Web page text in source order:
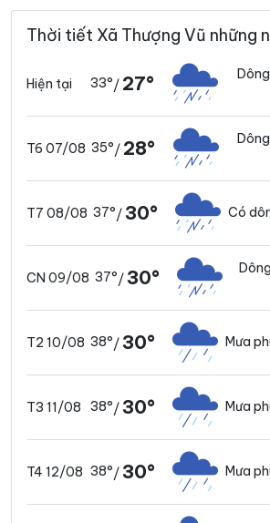
Thời tiết Xã Thượng Vũ những
Hiện tại 33°/ 27°
T6 07/08 35°/ 28°
T7 08/08 37°/30° Có
CN 09/08 37°/30°
T2 10/08 38°/30° Mưa
T3 11/08 38°/30° Mưa
T4 12/08 38°/30° Mưa